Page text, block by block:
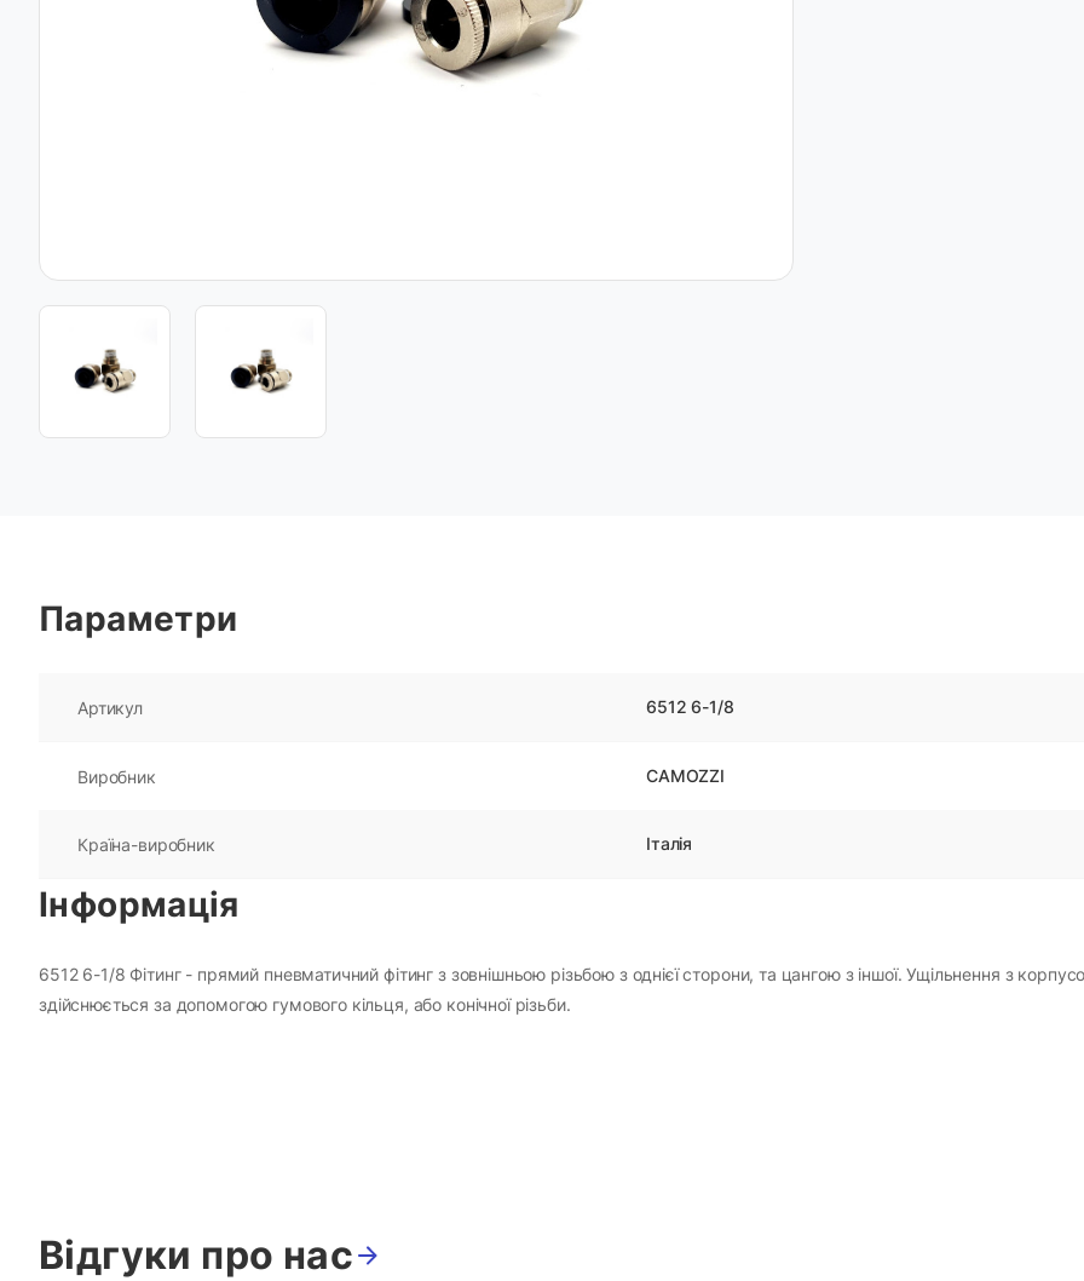
Параметри
Артикул 6512 6-1/8
Виробник CAMOZZI
Країна-виробник Італія
Інформація
6512 6-1/8 Фітинг - прямий пневматичний фітинг з зовнішньою різьбою з однієї сторони, та цангою з іншої. Ущільнення з
здійснюється за допомогою гумового кільця, або конічної різьби.
Відгуки про нас